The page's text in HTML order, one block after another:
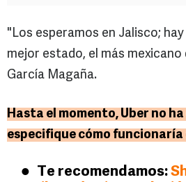
"Los esperamos en Jalisco;
mejor estado, el más
García Magaña.
Hasta el momento, Uber no
especifique cómo
Te recomendamos: